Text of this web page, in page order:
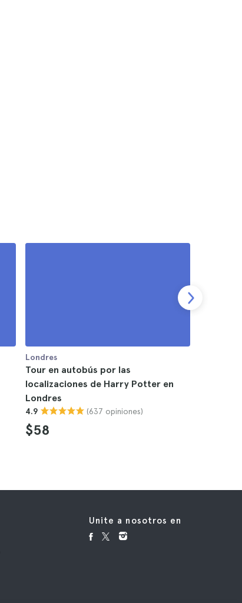
Londres
Tour en autobús por las
localizaciones de Harry Potter en
Londres
4.9 (637 opiniones)
$58
Unite a nosotros en